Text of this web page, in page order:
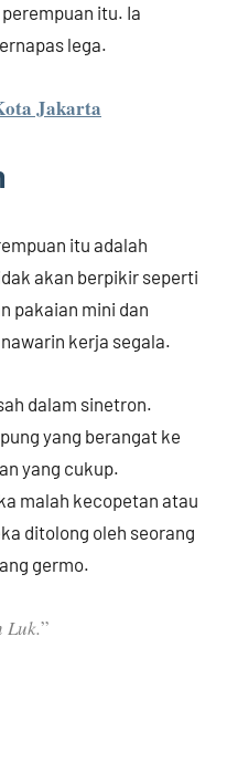
itu. Ia
lega.
Jakarta
itu adalah
akan berpikir seperti
pakaian mini dan
kerja segala.
dalam sinetron.
yang berangat ke
yang cukup.
malah kecopetan atau
ditolong oleh seorang
germo.
Luk.”